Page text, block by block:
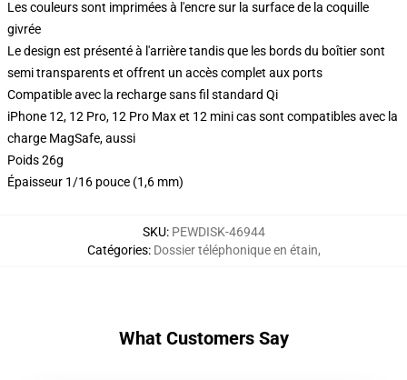
Les couleurs sont imprimées à l'encre sur la surface de la coquille
givrée
Le design est présenté à l'arrière tandis que les bords du boîtier sont
semi transparents et offrent un accès complet aux ports
Compatible avec la recharge sans fil standard Qi
iPhone 12, 12 Pro, 12 Pro Max et 12 mini cas sont compatibles avec la
charge MagSafe, aussi
Poids 26g
Épaisseur 1/16 pouce (1,6 mm)
SKU: PEWDISK-46944
Catégories: Dossier téléphonique en étain,
What Customers Say